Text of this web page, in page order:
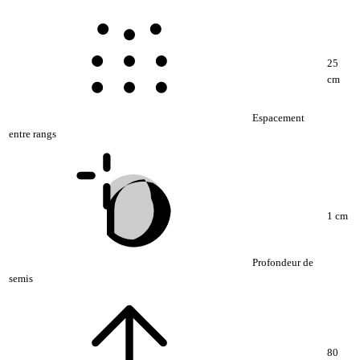
Espacement
entre rangs
25
cm
Profondeur de
semis
1 cm
80